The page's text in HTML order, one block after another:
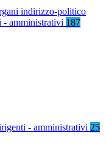
indirizzo-politico
- amministrativi 187
- amministrativi 25